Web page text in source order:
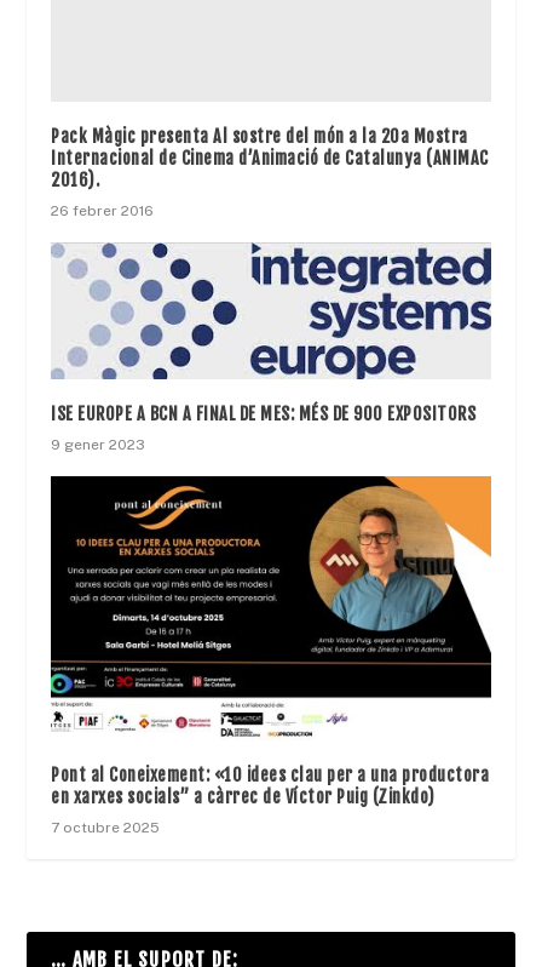
Pack Màgic presenta Al sostre del món a la 20a Mostra
Internacional de Cinema d’Animació de Catalunya (ANIMAC
2016).
26 febrer 2016
ISE EUROPE A BCN A FINAL DE MES: MÉS DE 900 EXPOSITORS
9 gener 2023
Pont al Coneixement: «10 idees clau per a una productora
en xarxes socials” a càrrec de Víctor Puig (Zinkdo)
7 octubre 2025
… AMB EL SUPORT DE: